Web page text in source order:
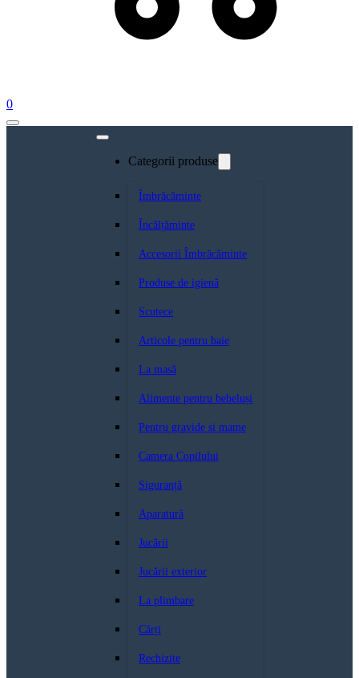
0
Categorii produse
Îmbrăcăminte
Încălțăminte
Accesorii Îmbrăcăminte
Produse de igienă
Scutece
Articole pentru baie
La masă
Alimente pentru bebeluși
Pentru gravide si mame
Camera Copilului
Siguranță
Aparatură
Jucării
Jucării exterior
La plimbare
Cărți
Rechizite